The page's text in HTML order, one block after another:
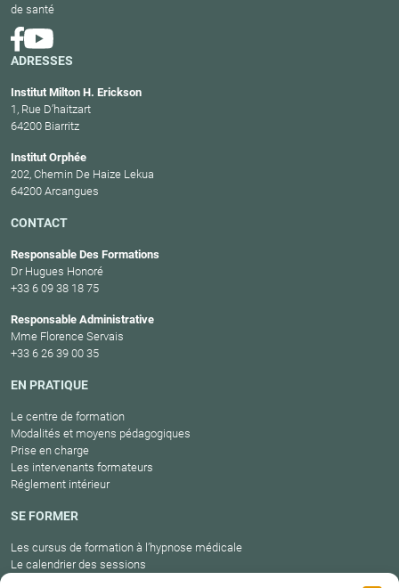
de santé
ADRESSES
Institut Milton H. Erickson
1, Rue D’haitzart
64200 Biarritz
Institut Orphée
202, Chemin De Haize Lekua
64200 Arcangues
CONTACT
Responsable Des Formations
Dr Hugues Honoré
+33 6 09 38 18 75
Responsable Administrative
Mme Florence Servais
+33 6 26 39 00 35
EN PRATIQUE
Le centre de formation
Modalités et moyens pédagogiques
Prise en charge
Les intervenants formateurs
Réglement intérieur
SE FORMER
Les cursus de formation à l’hypnose médicale
Le calendrier des sessions